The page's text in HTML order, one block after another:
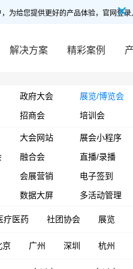
为给您提供更好的产品体验，官网登
解决方案 精彩案例
政府大会
展览/博览会
招商会 培训会
大会网站
展会小程序
融合会
直播/录播
会展营销
电子签到
数据大屏 多活动管理
疗医药 社团协会 展览
京 广州 深圳 杭州